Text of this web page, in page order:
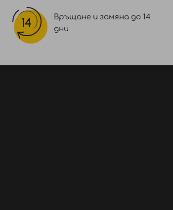
Връщане и замяна до 14
дни